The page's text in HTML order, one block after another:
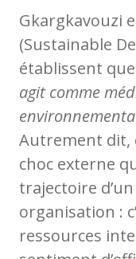
Gkargkavouzi
(Sustainable
établissent que
agit comme
Autrement dit,
choc externe
trajectoire
organisation :
ressources